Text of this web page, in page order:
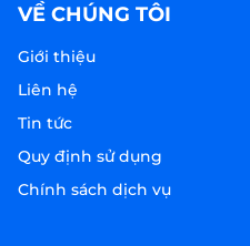
VỀ CHÚNG TÔI
Giới thiệu
Liên hệ
Tin tức
Quy định sử dụng
Chính sách dịch vụ